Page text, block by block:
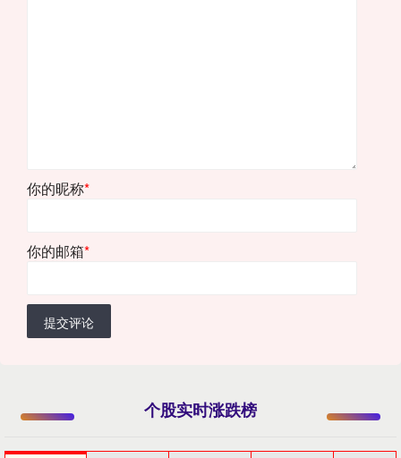
你的昵称*
你的邮箱*
提交评论
个股实时涨跌榜